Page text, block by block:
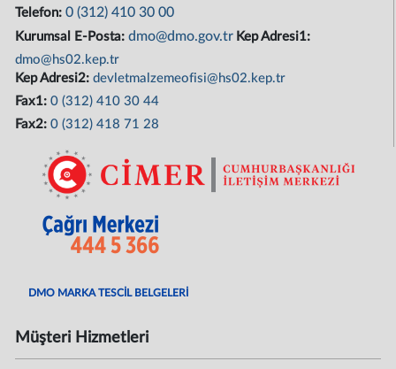
Telefon:0 (312) 410 30 00
Kurumsal E-Posta:dmo@dmo.gov.tr Kep Adresi1:
dmo@hs02.kep.tr
Kep Adresi2:devletmalzemeofisi@hs02.kep.tr
Fax1:0 (312) 410 30 44
Fax2:0 (312) 418 71 28
DMO MARKA TESCİL BELGELERİ
Müşteri Hizmetleri